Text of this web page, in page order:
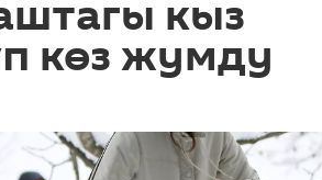
кыз
көз жумду